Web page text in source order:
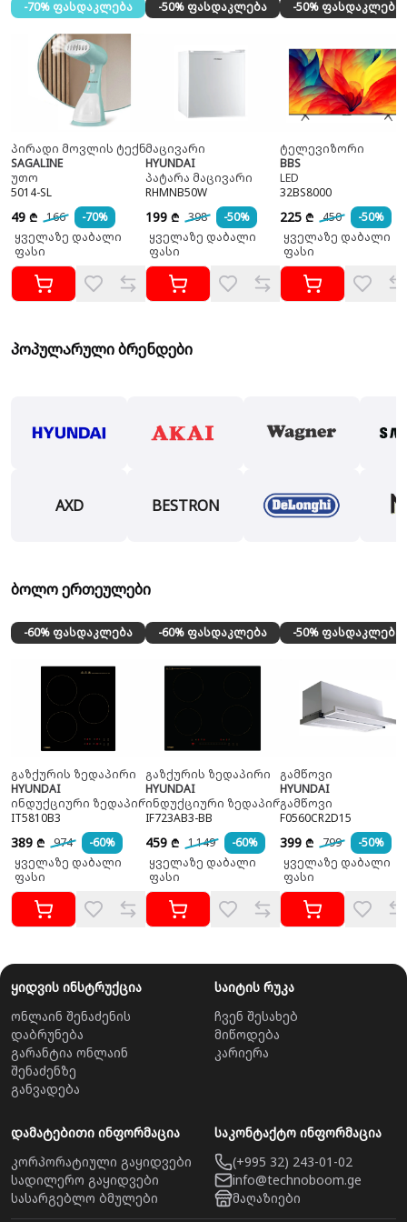
-70% ფასდაკლება
პირადი მოვლის ტექნიკა
SAGALINE
უთო
5014-SL
49 ₾ 166
-70%
ყველაზე დაბალი
ფასი
-50% ფასდაკლება
მაცივარი
HYUNDAI
პატარა მაცივარი
RHMNB50W
199 ₾ 398
-50%
ყველაზე დაბალი
ფასი
-50% ფასდაკლება
ტელევიზორი
BBS
LED
32BS8000
225 ₾ 450
-50%
ყველაზე დაბალი
ფასი
პოპულარული ბრენდები
AXD BESTRON
ბოლო ერთეულები
-60% ფასდაკლება
გაზქურის ზედაპირი
HYUNDAI
ინდუქციური ზედაპირი
IT5810B3
389 ₾ 974
-60%
ყველაზე დაბალი
ფასი
-60% ფასდაკლება
გაზქურის ზედაპირი
HYUNDAI
ინდუქციური ზედაპირი
IF723AB3-BB
459 ₾ 1 149
-60%
ყველაზე დაბალი
ფასი
-50% ფასდაკლება
გამწოვი
HYUNDAI
გამწოვი
F0560CR2D15
399 ₾ 799
-50%
ყველაზე დაბალი
ფასი
ყიდვის ინსტრუქცია
ონლაინ შენაძენის
დაბრუნება
გარანტია ონლაინ
შენაძენზე
განვადება
საიტის რუკა
ჩვენ შესახებ
მიწოდება
კარიერა
დამატებითი ინფორმაცია
კორპორატიული გაყიდვები
სადილერო გაყიდვები
სასარგებლო ბმულები
საკონტაქტო ინფორმაცია
(+995 32) 243-01-02
info@technoboom.ge
მაღაზიები